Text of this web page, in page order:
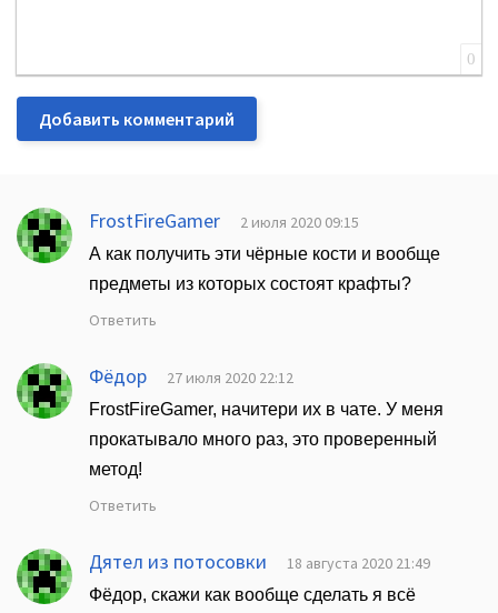
0
Добавить комментарий
FrostFireGamer 2 июля 2020 09:15
А как получить эти чёрные кости и вообще
предметы из которых состоят крафты?
Ответить
Фёдор 27 июля 2020 22:12
FrostFireGamer, начитери их в чате. У меня
прокатывало много раз, это проверенный
метод!
Ответить
Дятел из потосовки 18 августа 2020 21:49
Фёдор, скажи как вообще сделать я всё